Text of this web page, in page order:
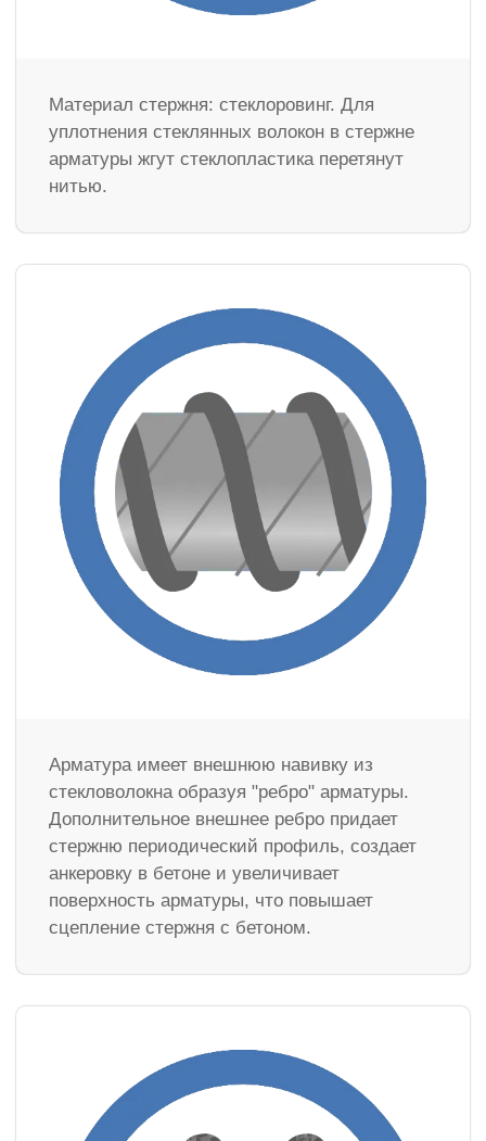
Материал стержня: стеклоровинг. Для
уплотнения стеклянных волокон в стержне
арматуры жгут стеклопластика перетянут
нитью.
Арматура имеет внешнюю навивку из
стекловолокна образуя "ребро" арматуры.
Дополнительное внешнее ребро придает
стержню периодический профиль, создает
анкеровку в бетоне и увеличивает
поверхность арматуры, что повышает
сцепление стержня с бетоном.